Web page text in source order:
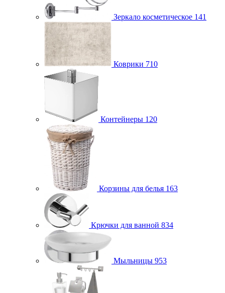
Зеркало косметическое 141
Коврики 710
Контейнеры 120
Корзины для белья 163
Крючки для ванной 834
Мыльницы 953